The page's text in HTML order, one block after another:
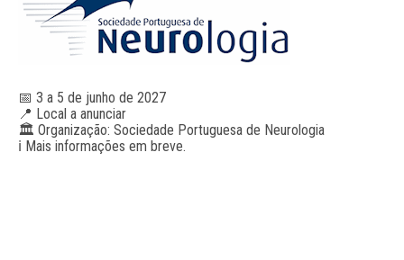
📅 3 a 5 de junho de 2027
📍 Local a anunciar
🏛️ Organização: Sociedade Portuguesa de Neurologia
ℹ️ Mais informações em breve.